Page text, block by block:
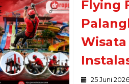
Flying
Wisata
25 Juni 2026